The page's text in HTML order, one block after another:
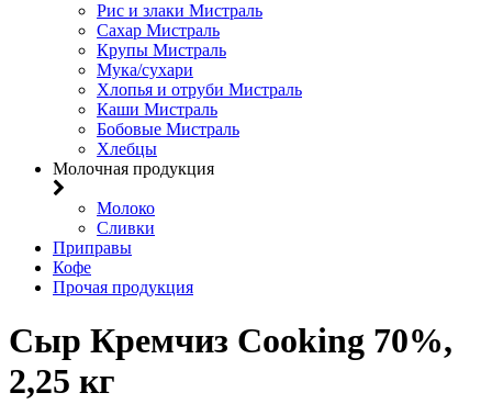
Рис и злаки Мистраль
Сахар Мистраль
Крупы Мистраль
Мука/сухари
Хлопья и отруби Мистраль
Каши Мистраль
Бобовые Мистраль
Хлебцы
Молочная продукция
Молоко
Сливки
Приправы
Кофе
Прочая продукция
Сыр Кремчиз Cooking 70%,
2,25 кг